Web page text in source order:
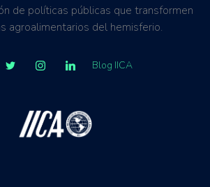
de políticas públicas que transformen
agroalimentarios del hemisferio.
Blog IICA